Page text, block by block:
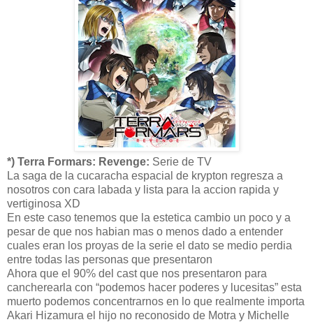
*) Terra Formars: Revenge: Serie de TV
La saga de la cucaracha espacial de krypton regresza a
nosotros con cara labada y lista para la accion rapida y
vertiginosa XD
En este caso tenemos que la estetica cambio un poco y a
pesar de que nos habian mas o menos dado a entender
cuales eran los proyas de la serie el dato se medio perdia
entre todas las personas que presentaron
Ahora que el 90% del cast que nos presentaron para
cancherearla con “podemos hacer poderes y lucesitas” esta
muerto podemos concentrarnos en lo que realmente importa
Akari Hizamura el hijo no reconosido de Motra y Michelle